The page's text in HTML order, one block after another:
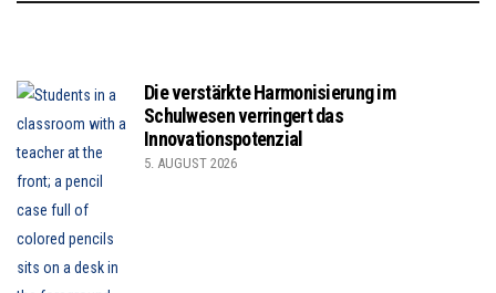
Die verstärkte Harmonisierung im
Schulwesen verringert das
Innovationspotenzial
5. AUGUST 2026